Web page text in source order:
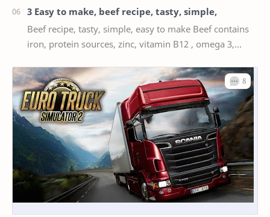
3 Easy to make, beef recipe, tasty, simple,
Beef recipe, tasty, simple, easy to make Beef contains
iron, protein sources, zinc, vitamin B12 , omega 3,